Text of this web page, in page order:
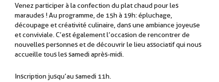
Venez participer à la confection du plat chaud pour les
maraudes ! Au programme, de 15h à 19h: épluchage,
découpage et créativité culinaire, dans une ambiance joyeuse
et conviviale. C’est également l’occasion de rencontrer de
nouvelles personnes et de découvrir le lieu associatif qui nous
accueille tous les samedi après-midi.
Inscription jusqu’au samedi 11h.